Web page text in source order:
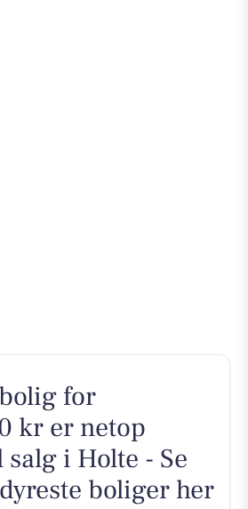
for
kr er netop
i Holte - Se
boliger her